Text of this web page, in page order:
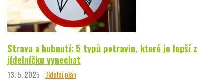
Strava a hubnutí: 5 typů potravin, které je lepší z
jídelníčku vynechat
13. 5. 2025 Jídelní plán